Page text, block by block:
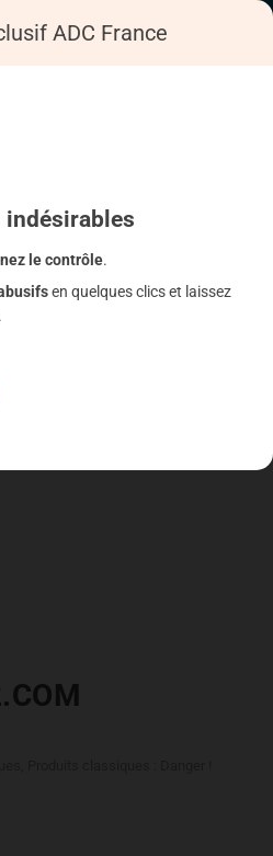
ADC France
indésirables
le contrôle.
en quelques clics et laissez